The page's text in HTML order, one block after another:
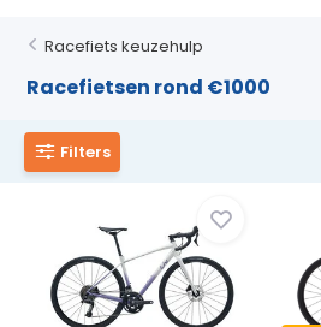
Racefiets keuzehulp
Racefietsen rond €1000
Filters